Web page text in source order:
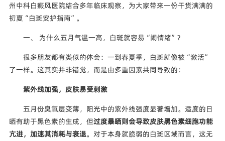
州中科白癜风医院结合多年临床观察，为大家带来一份干货满满的
初夏“白斑安护指南”。
一、 为什么五月气温一高，白斑就容易“闹情绪”？
很多朋友都有类似的体会：一到春夏季，白斑就像被“激活”
了一样。这其实并非错觉，而是由多重因素共同导致的：
紫外线加强，皮肤易受刺激
五月份臭氧层变薄，阳光中的紫外线强度显著增加。适度的日
晒有助于黑色素的生成，但过度暴晒则会导致皮肤黑色素细胞功能
亢进，加速其消耗与衰退。对于本身就脆弱的白斑区域而言，这无